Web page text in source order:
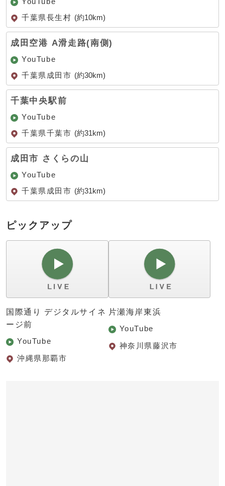
千葉県長生村 (約10km)
成田空港 A滑走路(南側)
YouTube
千葉県成田市 (約30km)
千葉中央駅前
YouTube
千葉県千葉市 (約31km)
成田市 さくらの山
YouTube
千葉県成田市 (約31km)
ピックアップ
国際通り デジタルサイネ
ージ前
YouTube
沖縄県那覇市
片瀬海岸東浜
YouTube
神奈川県藤沢市